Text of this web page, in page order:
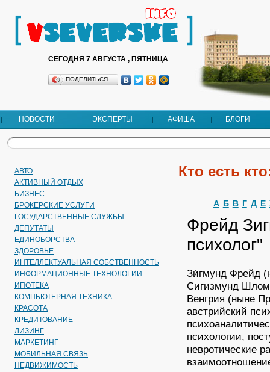
СЕГОДНЯ 7 АВГУСТА , ПЯТНИЦА
ПОДЕЛИТЬСЯ…
НОВОСТИ ЭКСПЕРТЫ АФИША БЛОГИ
АВТО
АКТИВНЫЙ ОТДЫХ
БИЗНЕС
БРОКЕРСКИЕ УСЛУГИ
ГОСУДАРСТВЕННЫЕ СЛУЖБЫ
ДЕПУТАТЫ
EДИНОБОРСТВА
ЗДОРОВЬЕ
ИНТЕЛЛЕКТУАЛЬНАЯ СОБСТВЕННОСТЬ
ИНФОРМАЦИОННЫЕ ТЕХНОЛОГИИ
ИПОТЕКА
КОМПЬЮТЕРНАЯ ТЕХНИКА
КРАСОТА
КРЕДИТОВАНИЕ
ЛИЗИНГ
МАРКЕТИНГ
МОБИЛЬНАЯ СВЯЗЬ
НЕДВИЖИМОСТЬ
Кто есть
А Б В Г Д Е
Фрейд
психолог"
Зи́гмунд Фрейд
Сигизмунд
Венгрия (ныне
австрийский
психологии,
невротические